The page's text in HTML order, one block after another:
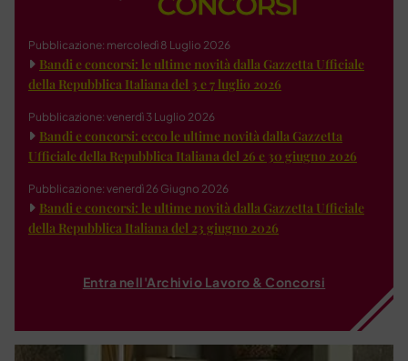
Pubblicazione: mercoledì 8 Luglio 2026
Bandi e concorsi: le ultime novità dalla Gazzetta Ufficiale
della Repubblica Italiana del 3 e 7 luglio 2026
Pubblicazione: venerdì 3 Luglio 2026
Bandi e concorsi: ecco le ultime novità dalla Gazzetta
Ufficiale della Repubblica Italiana del 26 e 30 giugno 2026
Pubblicazione: venerdì 26 Giugno 2026
Bandi e concorsi: le ultime novità dalla Gazzetta Ufficiale
della Repubblica Italiana del 23 giugno 2026
Entra nell'Archivio Lavoro & Concorsi